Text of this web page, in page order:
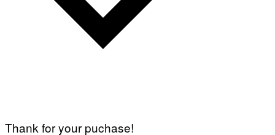
Thank for your puchase!